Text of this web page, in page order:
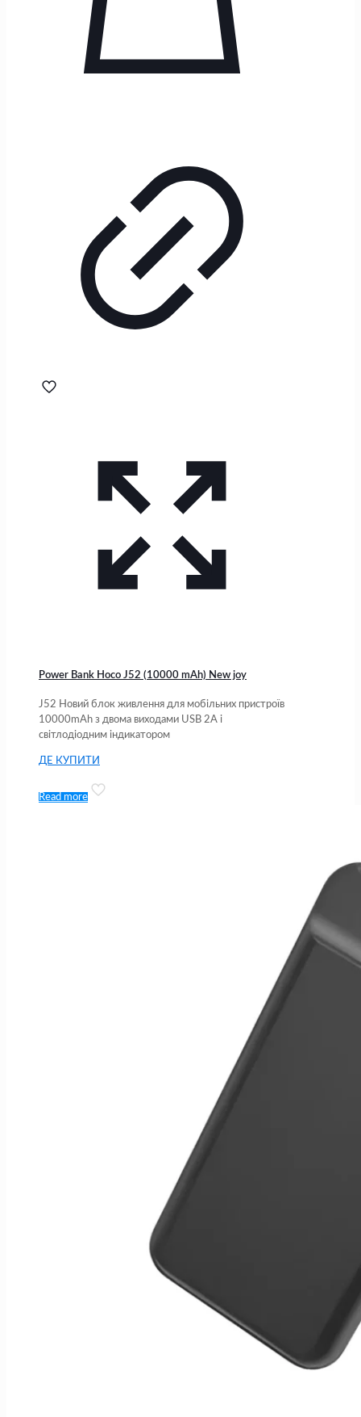
Power Bank Hoco J52 (10000 mAh) New joy
J52 Новий блок живлення для мобільних пристроїв
10000mAh з двома виходами USB 2A і
світлодіодним індикатором
ДЕ КУПИТИ
Read more